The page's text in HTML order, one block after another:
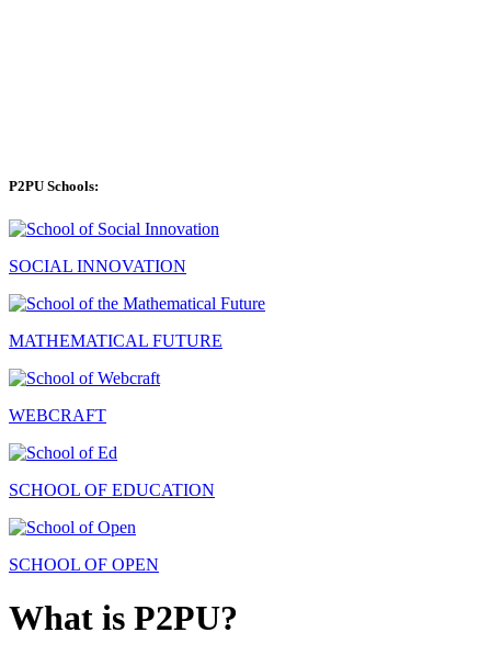
P2PU Schools:
SOCIAL INNOVATION
MATHEMATICAL FUTURE
WEBCRAFT
SCHOOL OF EDUCATION
SCHOOL OF OPEN
What is P2PU?